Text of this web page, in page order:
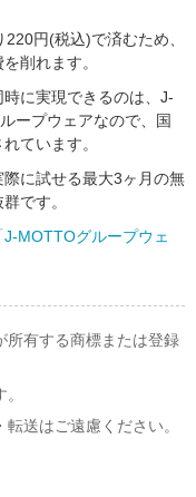
円(税込)で済むため、
削れます。
に実現できるのは、J-
ープウェアなので、国
ています。
に試せる最大3ヶ月の無
です。
MOTTOグループウェ
所有する商標または登録
送はご遠慮ください。